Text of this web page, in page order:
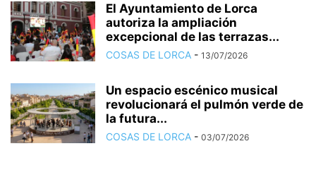
El Ayuntamiento de Lorca
autoriza la ampliación
excepcional de las terrazas...
COSAS DE LORCA - 13/07/2026
Un espacio escénico musical
revolucionará el pulmón verde de
la futura...
COSAS DE LORCA - 03/07/2026